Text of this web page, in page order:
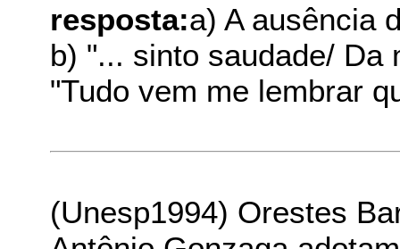
resposta:a) A ausência
b) "... sinto saudade/ Da
"Tudo vem me lembrar
(Unesp1994) Orestes